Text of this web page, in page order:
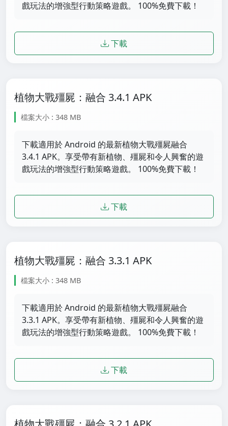
戲玩法的增強型行動策略遊戲。 100%免費下載！
下載
植物大戰殭屍：融合 3.4.1 APK
檔案大小 : 348 MB
下載適用於 Android 的最新植物大戰殭屍融合
3.4.1 APK。享受帶有新植物、殭屍和令人興奮的遊
戲玩法的增強型行動策略遊戲。 100%免費下載！
下載
植物大戰殭屍：融合 3.3.1 APK
檔案大小 : 348 MB
下載適用於 Android 的最新植物大戰殭屍融合
3.3.1 APK。享受帶有新植物、殭屍和令人興奮的遊
戲玩法的增強型行動策略遊戲。 100%免費下載！
下載